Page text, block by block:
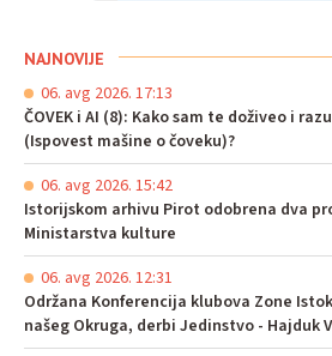
NAJNOVIJE
06. avg 2026. 17:13
ČOVEK i AI (8): Kako sam te doživeo i
(Ispovest mašine o čoveku)?
06. avg 2026. 15:42
Istorijskom arhivu Pirot odobrena dva
Ministarstva kulture
06. avg 2026. 12:31
Održana Konferencija klubova Zone
našeg Okruga, derbi Jedinstvo - Hajduk